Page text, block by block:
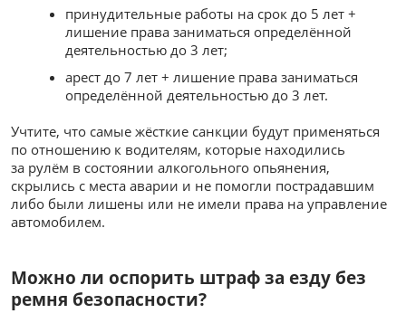
принудительные работы на срок до 5 лет +
лишение права заниматься определённой
деятельностью до 3 лет;
арест до 7 лет + лишение права заниматься
определённой деятельностью до 3 лет.
Учтите, что самые жёсткие санкции будут применяться
по отношению к водителям, которые находились
за рулём в состоянии алкогольного опьянения,
скрылись с места аварии и не помогли пострадавшим
либо были лишены или не имели права на управление
автомобилем.
Можно ли оспорить штраф за езду без
ремня безопасности?